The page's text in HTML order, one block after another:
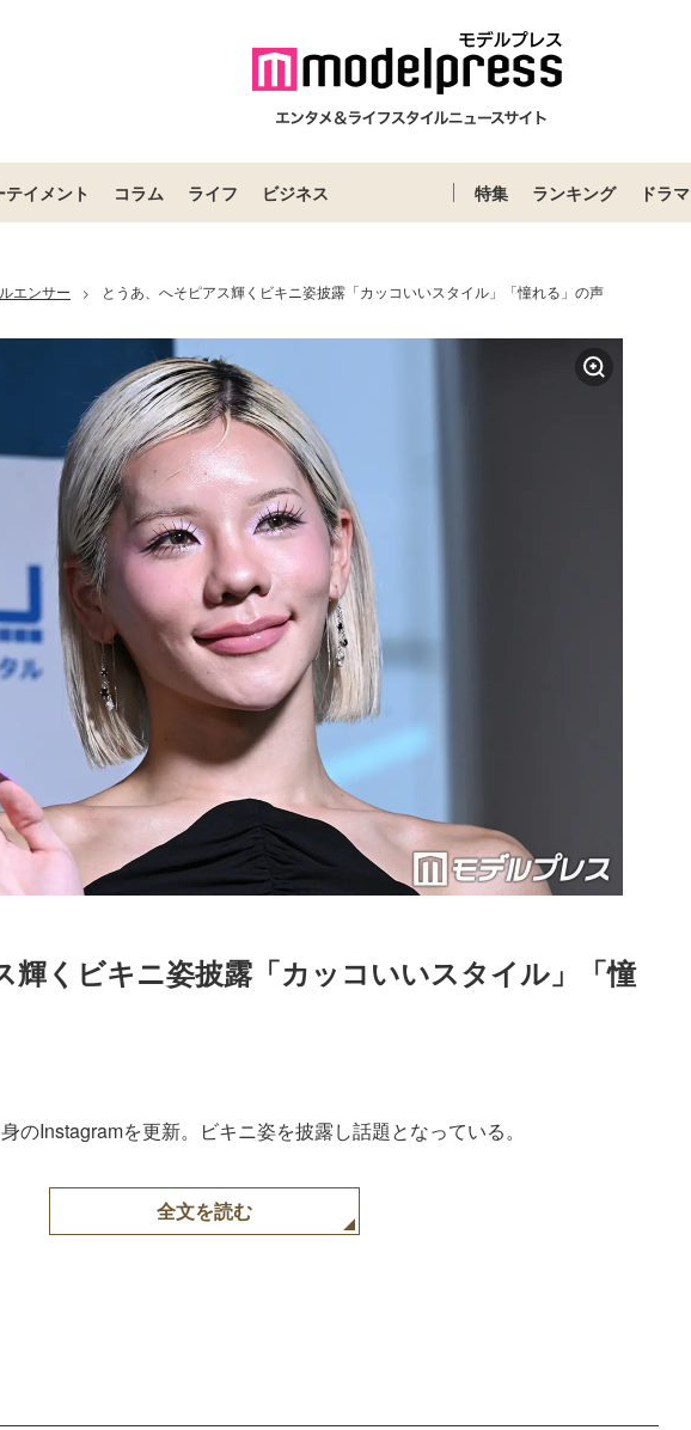
テイメント コラム ライフ ビジネス 特集 ランキング ドラマ
エンサー > とうあ、へそピアス輝くビキニ姿披露「カッコいいスタイル」「憧れる」の声
輝くビキニ姿披露「カッコいいスタイル」「憧
のInstagramを更新。ビキニ姿を披露し話題となっている。
全文を読む